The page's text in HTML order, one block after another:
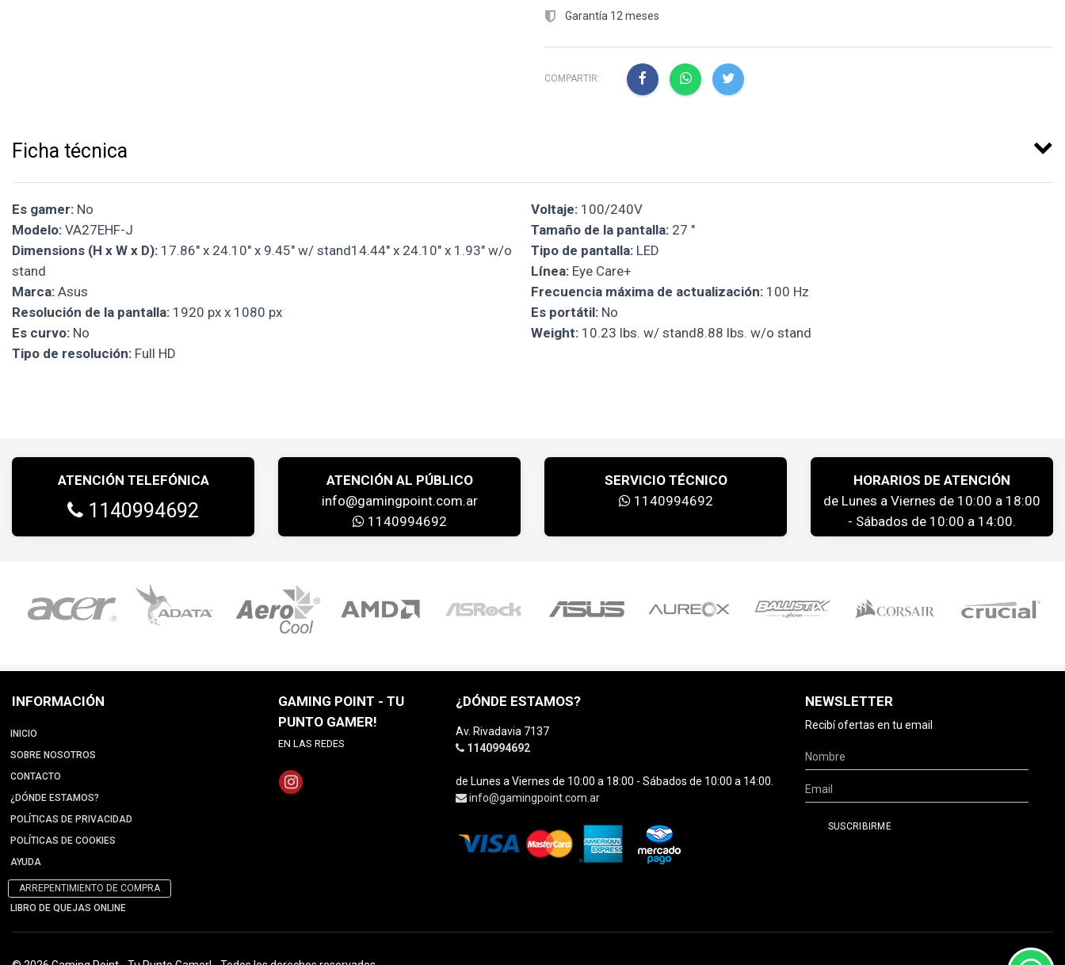
Garantía 12 meses
COMPARTIR:
Ficha técnica
Es gamer: No
Modelo: VA27EHF-J
Dimensions (H x W x D): 17.86" x 24.10" x 9.45" w/ stand14.44" x 24.10" x 1.93" w/o
stand
Marca: Asus
Resolución de la pantalla: 1920 px x 1080 px
Es curvo: No
Tipo de resolución: Full HD
Voltaje:100/240V
Tamaño de la pantalla:27 "
Tipo de pantalla:LED
Línea:Eye Care+
Frecuencia máxima de actualización:100 Hz
Es portátil:No
Weight:10.23 lbs. w/ stand8.88 lbs. w/o stand
ATENCIÓN TELEFÓNICA
1140994692
ATENCIÓN AL PÚBLICO
info@gamingpoint.com.ar
1140994692
SERVICIO TÉCNICO
1140994692
HORARIOS DE ATENCIÓN
de Lunes a Viernes de 10:00 a 18:00
- Sábados de 10:00 a 14:00.
INFORMACIÓN
INICIO
SOBRE NOSOTROS
CONTACTO
¿DÓNDE ESTAMOS?
POLÍTICAS DE PRIVACIDAD
POLÍTICAS DE COOKIES
AYUDA
ARREPENTIMIENTO DE COMPRA
LIBRO DE QUEJAS ONLINE
GAMING POINT - TU
PUNTO GAMER!
EN LAS REDES
¿DÓNDE ESTAMOS?
Av. Rivadavia 7137
1140994692
de Lunes a Viernes de 10:00 a 18:00 - Sábados de 10:00 a 14:00.
info@gamingpoint.com.ar
NEWSLETTER
Recibí ofertas en tu email